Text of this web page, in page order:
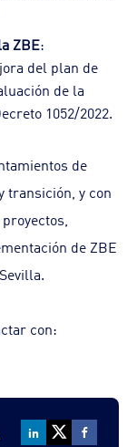
ZBE:
del plan de
de la
1052/2022.
de
transición, y con
de ZBE
con: